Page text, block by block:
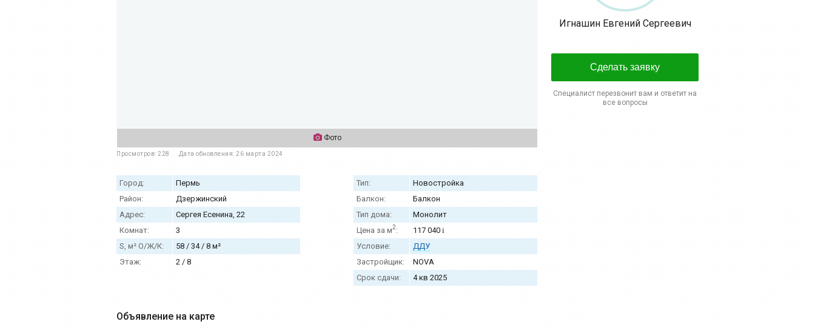
Фото
Просмотров: 228 Дата обновления: 26 марта 2024
Город:
Пермь
Район:
Дзержинский
Адрес:
Сергея Есенина, 22
Комнат:
3
S, м² О/Ж/К:
58 / 34 / 8 м²
Этаж:
2 / 8
Тип:
Новостройка
Балкон:
Балкон
Тип дома:
Монолит
Цена за м2
: 117 040 i
Условие:
ДДУ
Застройщик:
NOVA
Срок сдачи:
4 кв 2025
Объявление на карте
Игнашин Евгений Сергеевич
Сделать заявку
Специалист перезвонит вам и ответит на
все вопросы